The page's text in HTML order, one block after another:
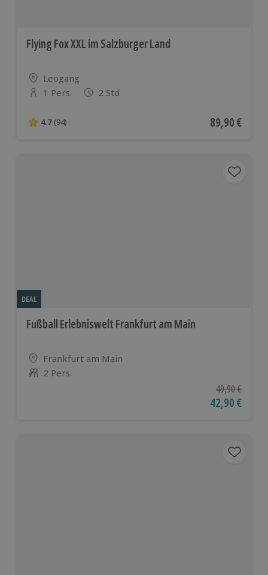
Flying Fox XXL im Salzburger Land
Standort
Leogang
Anzahl der Teilnehmer
1 Pers. 2 Std
4.7 von 5 Sternen basierend auf 94 Bewertungen
4.7 (94) Aktueller
89,90 €
DEAL
Fußball Erlebniswelt Frankfurt am Main
Standort
Frankfurt am Main
Anzahl der Teilnehmer
2 Pers.
49,90 €
Aktueller
42,90 €